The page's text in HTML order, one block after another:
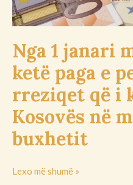
Nga 1 janari
ketë paga e
rreziqet që i
Kosovës në
buxhetit
e
pensione
rreziqet
që
kanosen
Kosovës
mungesë
buxhetit
Lexo më shumë »